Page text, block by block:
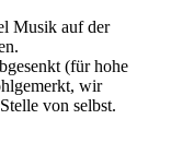
Musik auf der
(für hohe
wir
von selbst.